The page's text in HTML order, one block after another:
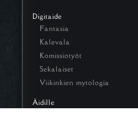
Digitaide
Fantasia
Kalevala
Komissiotyöt
Sekalaiset
Viikinkien mytologia
Äidille